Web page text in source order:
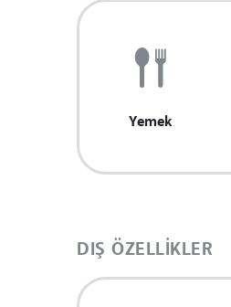
Yemek
DIŞ ÖZELLIKLER